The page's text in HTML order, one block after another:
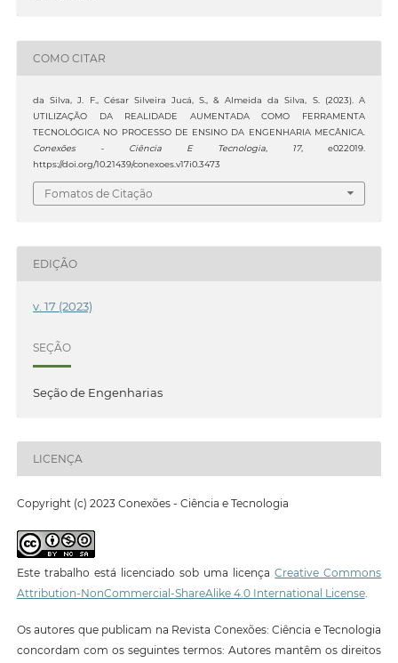
COMO CITAR
da Silva, J. F., César Silveira Jucá, S., & Almeida da Silva, S. (2023). A
UTILIZAÇÃO DA REALIDADE AUMENTADA COMO FERRAMENTA
TECNOLÓGICA NO PROCESSO DE ENSINO DA ENGENHARIA MECÂNICA.
Conexões - Ciência E Tecnologia, 17, e022019.
https://doi.org/10.21439/conexoes.v17i0.3473
Fomatos de Citação
EDIÇÃO
v. 17 (2023)
SEÇÃO
Seção de Engenharias
LICENÇA
Copyright (c) 2023 Conexões - Ciência e Tecnologia
Este trabalho está licenciado sob uma licençaCreative Commons
Attribution-NonCommercial-ShareAlike 4.0 International License.
Os autores que publicam na Revista Conexões: Ciência e Tecnologia
concordam com os seguintes termos: Autores mantêm os direitos